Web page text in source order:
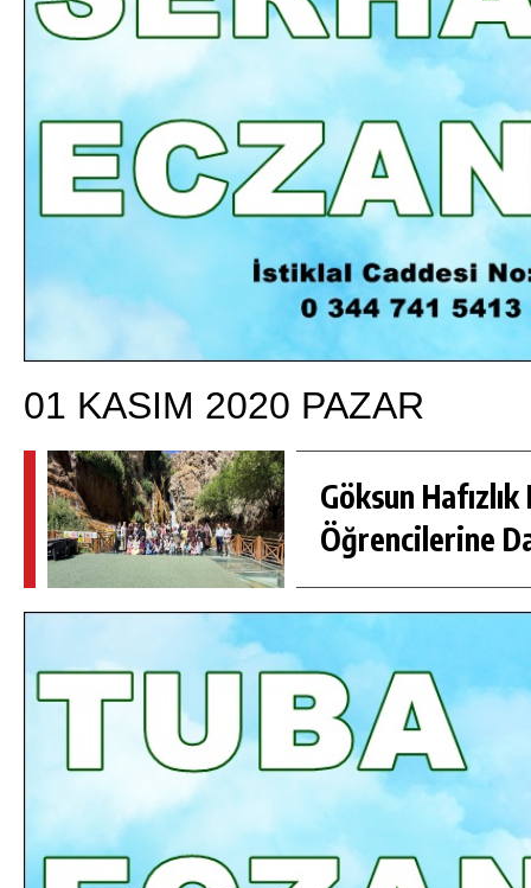
01 KASIM 2020 PAZAR
Göksun Hafızlık
Öğrencilerine
GÜNLÜK HABER AKIŞI
GÖKSUN HAFIZLIK KIZ KUR’AN KURSU
ÖĞRENCILERINE DARENDE GEZISI.